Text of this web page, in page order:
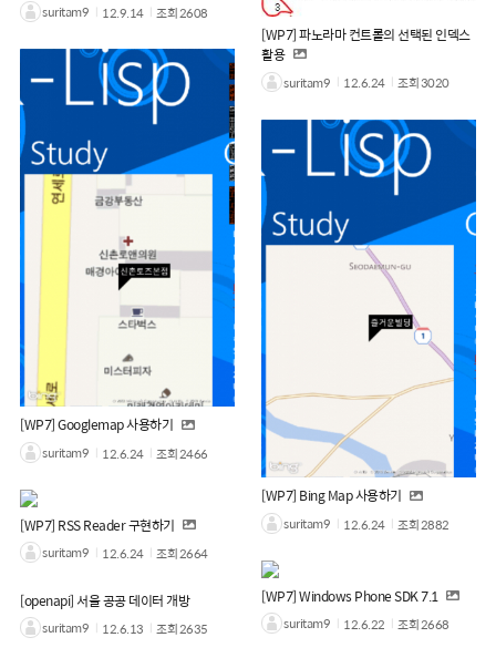
suritam9 12.9.14 조회2608
[WP7] 파노라마 컨트롤의 선택된 인덱스
활용
suritam9 12.6.24 조회3020
[WP7] Googlemap 사용하기
suritam9 12.6.24 조회2466
[WP7] Bing Map 사용하기
suritam9 12.6.24 조회2882
[WP7] RSS Reader 구현하기
suritam9 12.6.24 조회2664
[WP7] Windows Phone SDK 7.1
suritam9 12.6.22 조회2668
[openapi] 서울 공공 데이터 개방
suritam9 12.6.13 조회2635